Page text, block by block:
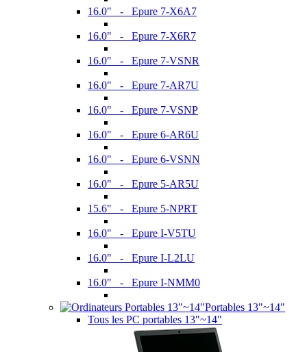
16.0" - Epure 7-X6A7
16.0" - Epure 7-X6R7
16.0" - Epure 7-VSNR
16.0" - Epure 7-AR7U
16.0" - Epure 7-VSNP
16.0" - Epure 6-AR6U
16.0" - Epure 6-VSNN
16.0" - Epure 5-AR5U
15.6" - Epure 5-NPRT
16.0" - Epure I-V5TU
16.0" - Epure I-L2LU
16.0" - Epure I-NMM0
Portables 13"~14"
Tous les PC portables 13"~14"